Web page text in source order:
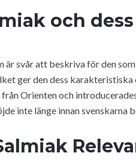
och
är svår att beskriva för den
ger den dess
Orienten och
inte länge innan svenskarna